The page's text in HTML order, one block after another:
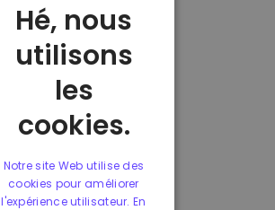
Hé, nous
utilisons
les
cookies.
Notre site Web utilise des
cookies pour améliorer
l'expérience utilisateur. En